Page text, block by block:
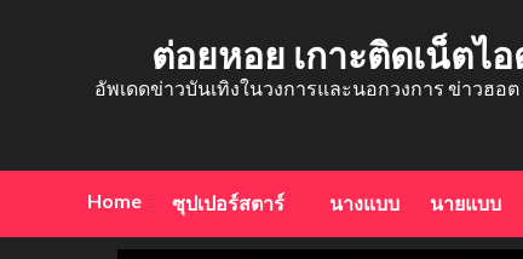
ต่อยหอย เกาะติดเน็ตไ
อัพเดดข่าวบันเทิงในวงการและนอกวงการ ข่าวฮ
Home ซุปเปอร์สตาร์ นางแบบ นายแบบ